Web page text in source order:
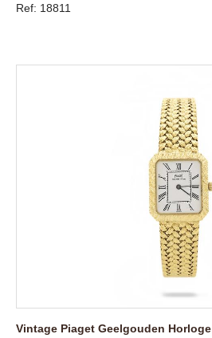
Ref: 18811
Vintage Piaget Geelgouden Horloge